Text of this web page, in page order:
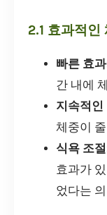
2.1 효과적인
빠른 효
간 내에
지속적인
체중이
식욕 조
효과가
었다는